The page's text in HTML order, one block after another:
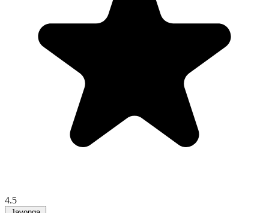
4.5